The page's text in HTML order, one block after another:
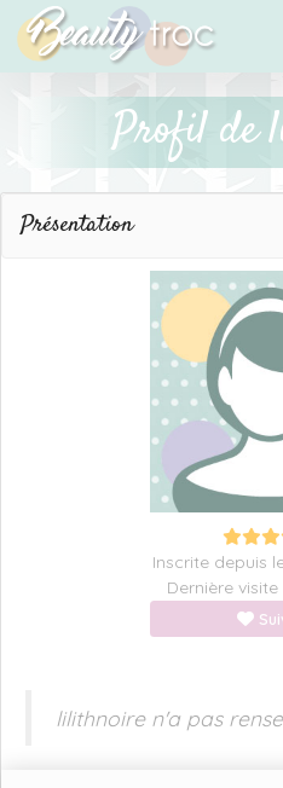
Profil de
Présentation
Inscrite depuis
Dernière
lilithnoire n'a pas